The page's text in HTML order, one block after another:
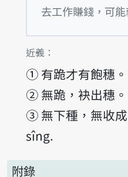
去工作賺錢，可
第1項釋義的
近義：
① 有跪才有飽穗
② 無跪，袂出穗
③ 無下種，無收
sîng.
附錄